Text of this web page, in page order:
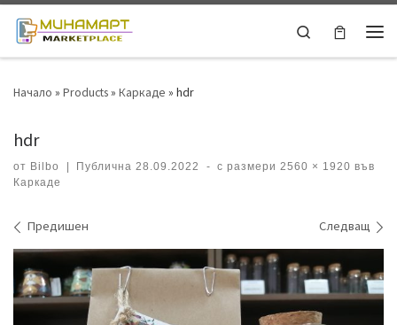
Skip to content
Search
Начало » Products» Каркаде » hdr
hdr
от Bilbo Публична28.09.2022 - с размери 2560 × 1920 във
Каркаде
Навигация на изображения
Предишен Следващ